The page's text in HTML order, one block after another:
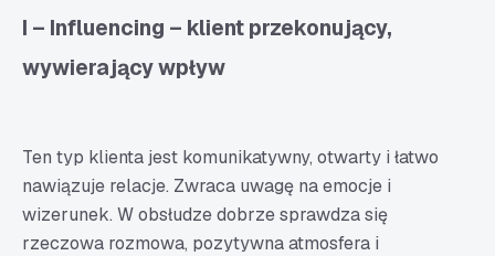
I – Influencing – klient przekonujący,
wywierający wpływ
Ten typ klienta jest komunikatywny, otwarty i łatwo
nawiązuje relacje. Zwraca uwagę na emocje i
wizerunek. W obsłudze dobrze sprawdza się
rzeczowa rozmowa, pozytywna atmosfera i